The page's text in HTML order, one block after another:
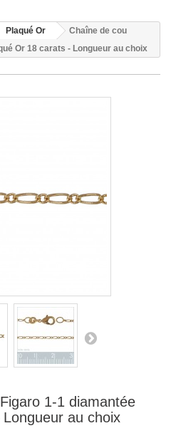
Plaqué Or
Chaîne de cou
Or 18 carats - Longueur au choix
1-1 diamantée
au choix